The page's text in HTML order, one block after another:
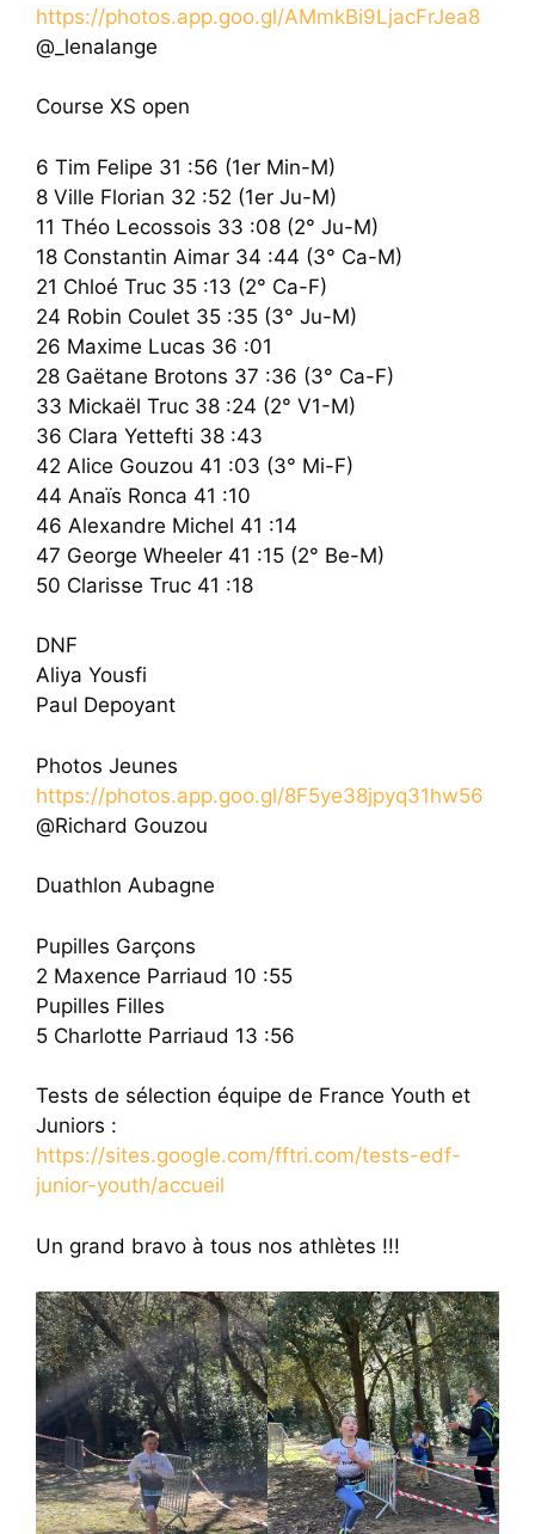
https://photos.app.goo.gl/AMmkBi9LjacFrJea8
@_lenalange
Course XS open
6 Tim Felipe 31 :56 (1er Min-M)
8 Ville Florian 32 :52 (1er Ju-M)
11 Théo Lecossois 33 :08 (2° Ju-M)
18 Constantin Aimar 34 :44 (3° Ca-M)
21 Chloé Truc 35 :13 (2° Ca-F)
24 Robin Coulet 35 :35 (3° Ju-M)
26 Maxime Lucas 36 :01
28 Gaëtane Brotons 37 :36 (3° Ca-F)
33 Mickaël Truc 38 :24 (2° V1-M)
36 Clara Yettefti 38 :43
42 Alice Gouzou 41 :03 (3° Mi-F)
44 Anaïs Ronca 41 :10
46 Alexandre Michel 41 :14
47 George Wheeler 41 :15 (2° Be-M)
50 Clarisse Truc 41 :18
DNF
Aliya Yousfi
Paul Depoyant
Photos Jeunes
https://photos.app.goo.gl/8F5ye38jpyq31hw56
@Richard Gouzou
Duathlon Aubagne
Pupilles Garçons
2 Maxence Parriaud 10 :55
Pupilles Filles
5 Charlotte Parriaud 13 :56
Tests de sélection équipe de France Youth et
Juniors :
https://sites.google.com/fftri.com/tests-edf-
junior-youth/accueil
Un grand bravo à tous nos athlètes !!!